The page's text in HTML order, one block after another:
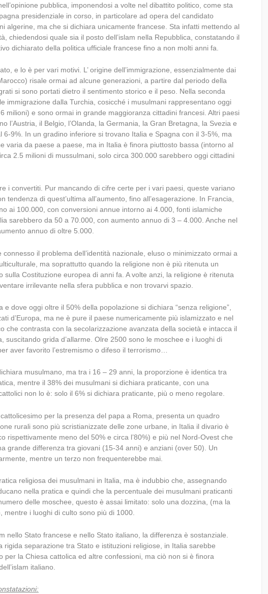
pubblica, imponendosi a volte nel dibattito politico, come sta
presidenziale in corso, in particolare ad opera del candidato
algerine, ma che si dichiara unicamente francese. Sta infatti mettendo al
chiedendosi quale sia il posto dell’islam nella Repubblica, constatando il
dichiarato della politica ufficiale francese fino a non molti anni fa.
e lo è per vari motivi. L’ origine dell’immigrazione, essenzialmente dai
risale ormai ad alcune generazioni, a partire dal periodo della
si sono portati dietro il sentimento storico e il peso. Nella seconda
immigrazione dalla Turchia, cosicché i musulmani rappresentano oggi
milioni) e sono ormai in grande maggioranza cittadini francesi. Altri paesi
l’Austria, il Belgio, l’Olanda, la Germania, la Gran Bretagna, la Svezia e
9%. In un gradino inferiore si trovano Italia e Spagna con il 3-5%, ma
varia da paese a paese, ma in Italia è finora piuttosto bassa (intorno al
2.5 milioni di mussulmani, solo circa 300.000 sarebbero oggi cittadini
i convertiti. Pur mancando di cifre certe per i vari paesi, queste variano
di quest’ultima all’aumento, fino all’esagerazione. In Francia,
ai 100.000, con conversioni annue intorno ai 4.000, fonti islamiche
sarebbero da 50 a 70.000, con aumento annuo di 3 – 4.000. Anche nel
annuo di oltre 5.000.
il problema dell’identità nazionale, eluso o minimizzato ormai a
ma soprattutto quando la religione non è più ritenuta un
Costituzione europea di anni fa. A volte anzi, la religione è ritenuta
irrilevante nella sfera pubblica e non trovarvi spazio.
dove oggi oltre il 50% della popolazione si dichiara “senza religione”,
d’Europa, ma ne è pure il paese numericamente più islamizzato e nel
che contrasta con la secolarizzazione avanzata della società e intacca il
suscitando grida d’allarme. Olre 2500 sono le moschee e i luoghi di
aver favorito l’estremismo o difeso il terrorismo…
musulmano, ma tra i 16 – 29 anni, la proporzione è identica tra
mentre il 38% dei musulmani si dichiara praticante, con una
non lo è: solo il 6% si dichiara praticante, più o meno regolare.
per la presenza del papa a Roma, presenta un quadro
rurali sono più scristianizzate delle zone urbane, in Italia il divario è
rispettivamente meno del 50% e circa l’80%) e più nel Nord-Ovest che
grande differenza tra giovani (15-34 anni) e anziani (over 50). Un
mentre un terzo non frequenterebbe mai.
religiosa dei musulmani in Italia, ma è indubbio che, assegnando
nella pratica e quindi che la percentuale dei musulmani praticanti
delle moschee, questo è assai limitato: solo una dozzina, (ma la
mentre i luoghi di culto sono più di 1000.
nello Stato francese e nello Stato italiano, la differenza è sostanziale.
separazione tra Stato e istituzioni religiose, in Italia sarebbe
per la Chiesa cattolica ed altre confessioni, ma ciò non si è finora
italiano.